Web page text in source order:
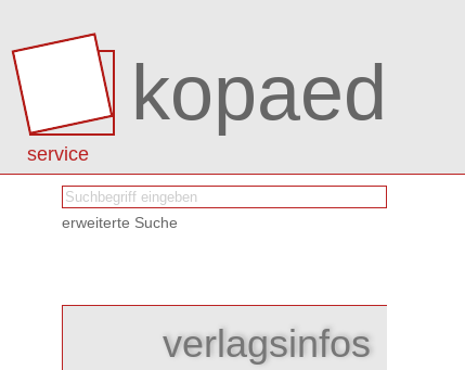
kopaed
service
erweiterte Suche
verlagsinfos